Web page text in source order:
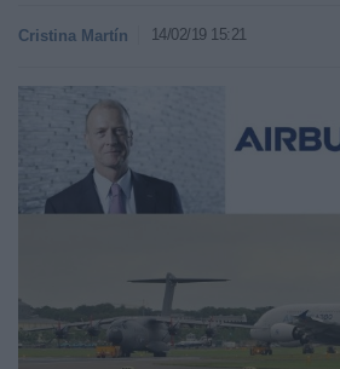
Cristina Martín 14/02/19 15:21